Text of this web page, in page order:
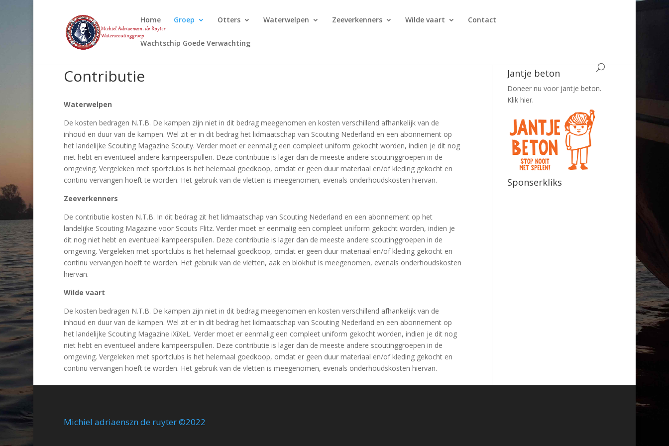
Home Groep Otters Waterwelpen Zeeverkenners Wilde vaart Contact
Wachtschip Goede Verwachting
Contributie
Waterwelpen
De kosten bedragen N.T.B. De kampen zijn niet in dit bedrag meegenomen en kosten verschillend afhankelijk van de
inhoud en duur van de kampen. Wel zit er in dit bedrag het lidmaatschap van Scouting Nederland en een abonnement op
het landelijke Scouting Magazine Scouty. Verder moet er eenmalig een compleet uniform gekocht worden, indien je dit nog
niet hebt en eventueel andere kampeerspullen. Deze contributie is lager dan de meeste andere scoutinggroepen in de
omgeving. Vergeleken met sportclubs is het helemaal goedkoop, omdat er geen duur materiaal en/of kleding gekocht en
continu vervangen hoeft te worden. Het gebruik van de vletten is meegenomen, evenals onderhoudskosten hiervan.
Zeeverkenners
De contributie kosten N.T.B. In dit bedrag zit het lidmaatschap van Scouting Nederland en een abonnement op het
landelijke Scouting Magazine voor Scouts Flitz. Verder moet er eenmalig een compleet uniform gekocht worden, indien je
dit nog niet hebt en eventueel kampeerspullen. Deze contributie is lager dan de meeste andere scoutinggroepen in de
omgeving. Vergeleken met sportclubs is het helemaal goedkoop, omdat er geen duur materiaal en/of kleding gekocht en
continu vervangen hoeft te worden. Het gebruik van de vletten, aak en blokhut is meegenomen, evenals onderhoudskosten
hiervan.
Wilde vaart
De kosten bedragen N.T.B. De kampen zijn niet in dit bedrag meegenomen en kosten verschillend afhankelijk van de
inhoud en duur van de kampen. Wel zit er in dit bedrag het lidmaatschap van Scouting Nederland en een abonnement op
het landelijke Scouting Magazine iXiXeL. Verder moet er eenmalig een compleet uniform gekocht worden, indien je dit nog
niet hebt en eventueel andere kampeerspullen. Deze contributie is lager dan de meeste andere scoutinggroepen in de
omgeving. Vergeleken met sportclubs is het helemaal goedkoop, omdat er geen duur materiaal en/of kleding gekocht en
continu vervangen hoeft te worden. Het gebruik van de vletten is meegenomen, evenals onderhoudskosten hiervan.
Jantje beton
Doneer nu voor jantje beton.
Klik hier.
Sponserkliks
Michiel adriaenszn de ruyter ©2022